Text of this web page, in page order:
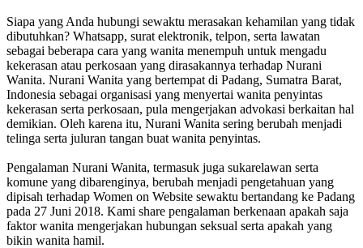
Siapa yang Anda hubungi sewaktu merasakan kehamilan yang tidak
dibutuhkan? Whatsapp, surat elektronik, telpon, serta lawatan
sebagai beberapa cara yang wanita menempuh untuk mengadu
kekerasan atau perkosaan yang dirasakannya terhadap Nurani
Wanita. Nurani Wanita yang bertempat di Padang, Sumatra Barat,
Indonesia sebagai organisasi yang menyertai wanita penyintas
kekerasan serta perkosaan, pula mengerjakan advokasi berkaitan hal
demikian. Oleh karena itu, Nurani Wanita sering berubah menjadi
telinga serta juluran tangan buat wanita penyintas.
Pengalaman Nurani Wanita, termasuk juga sukarelawan serta
komune yang dibarenginya, berubah menjadi pengetahuan yang
dipisah terhadap Women on Website sewaktu bertandang ke Padang
pada 27 Juni 2018. Kami share pengalaman berkenaan apakah saja
faktor wanita mengerjakan hubungan seksual serta apakah yang
bikin wanita hamil.